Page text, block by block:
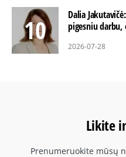
Dalia
pigesniu darbu,
2026-07-28
Likite
Prenumeruokite mūsų